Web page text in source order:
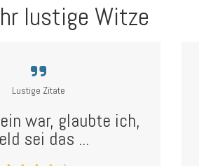
lustige Witze
Lustige Zitate
war, glaubte ich,
sei das ...